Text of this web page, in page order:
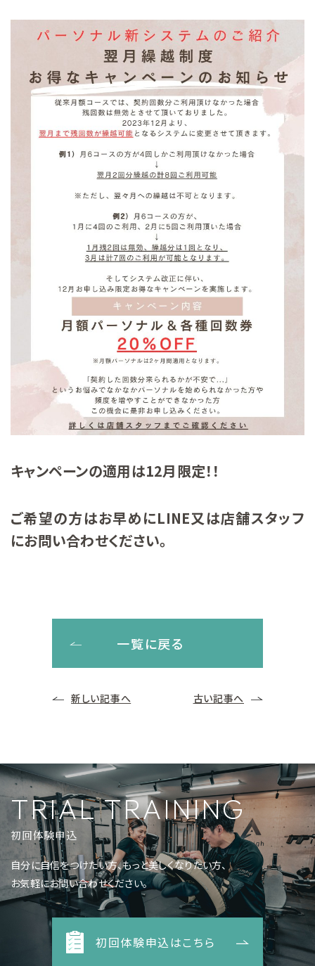
キャンペーンの適用は12月限定！！
ご希望の方はお早めにLINE又は店舗スタッフ
にお問い合わせください。
一覧に戻る
新しい記事へ 古い記事へ
TRIAL TRAINING
初回体験申込
自分に自信をつけたい方、もっと美しくなりたい方、
お気軽にお問い合わせください。
初回体験申込はこちら